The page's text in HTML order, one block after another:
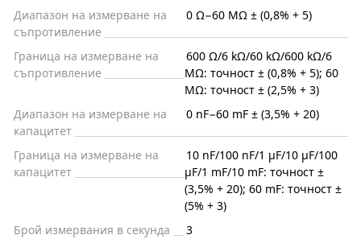
Диапазон на измерване на
съпротивление
0 Ω−60 MΩ ± (0,8% + 5)
Граница на измерване на
съпротивление
600 Ω/6 kΩ/60 kΩ/600 kΩ/6
MΩ: точност ± (0,8% + 5); 60
MΩ: точност ± (2,5% + 3)
Диапазон на измерване на
капацитет
0 nF−60 mF ± (3,5% + 20)
Граница на измерване на
капацитет
10 nF/100 nF/1 μF/10 μF/100
μF/1 mF/10 mF: точност ±
(3,5% + 20); 60 mF: точност ±
(5% + 3)
Брой измервания в секунда
3